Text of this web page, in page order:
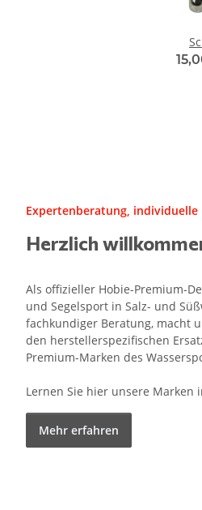
Expertenberatung,
Herzlich
Als offizieller Hobie-Premium-
und Segelsport in Salz- und
fachkundiger Beratung, macht
den herstellerspezifischen
Premium-Marken des
Lernen Sie hier unsere Marken
Mehr erfahren